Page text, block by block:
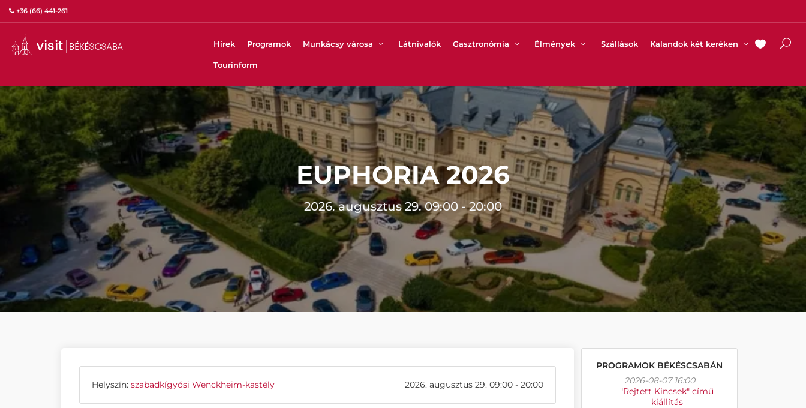
+36 (66) 441-261
Hírek Programok Munkácsy városa Látnivalók Gasztronómia Élmények Szállások Kalandok két keréken
Tourinform
EUPHORIA 2026
2026. augusztus 29. 09:00 - 20:00
Helyszín: szabadkígyósi Wenckheim-kastély 2026. augusztus 29. 09:00 - 20:00
PROGRAMOK BÉKÉSCSABÁN
2026-08-07 16:00
"Rejtett Kincsek" című
kiállítás